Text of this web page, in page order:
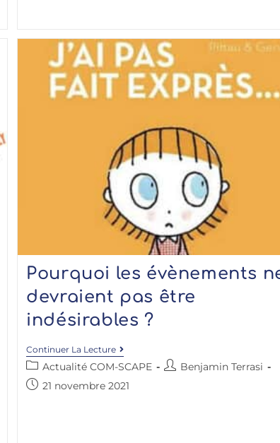
Pourquoi les évènements
devraient pas être
indésirables ?
Continuer La Lecture
Actualité COM-SCAPE
Benjamin Terrasi
21 novembre 2021